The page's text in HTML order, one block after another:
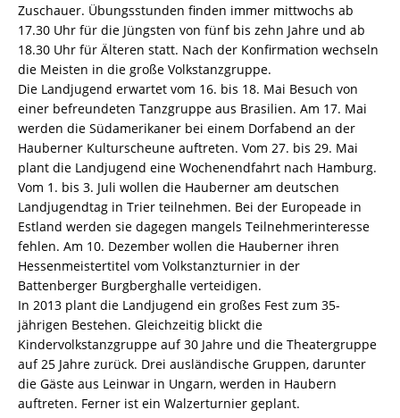
Zuschauer. Übungsstunden finden immer mittwochs ab
17.30 Uhr für die Jüngsten von fünf bis zehn Jahre und ab
18.30 Uhr für Älteren statt. Nach der Konfirmation wechseln
die Meisten in die große Volkstanzgruppe.
Die Landjugend erwartet vom 16. bis 18. Mai Besuch von
einer befreundeten Tanzgruppe aus Brasilien. Am 17. Mai
werden die Südamerikaner bei einem Dorfabend an der
Hauberner Kulturscheune auftreten. Vom 27. bis 29. Mai
plant die Landjugend eine Wochenendfahrt nach Hamburg.
Vom 1. bis 3. Juli wollen die Hauberner am deutschen
Landjugendtag in Trier teilnehmen. Bei der Europeade in
Estland werden sie dagegen mangels Teilnehmerinteresse
fehlen. Am 10. Dezember wollen die Hauberner ihren
Hessenmeistertitel vom Volkstanzturnier in der
Battenberger Burgberghalle verteidigen.
In 2013 plant die Landjugend ein großes Fest zum 35-
jährigen Bestehen. Gleichzeitig blickt die
Kindervolkstanzgruppe auf 30 Jahre und die Theatergruppe
auf 25 Jahre zurück. Drei ausländische Gruppen, darunter
die Gäste aus Leinwar in Ungarn, werden in Haubern
auftreten. Ferner ist ein Walzerturnier geplant.